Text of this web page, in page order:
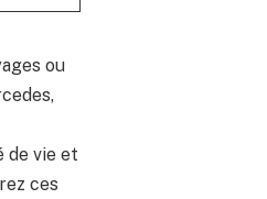
ou
de vie et
ces